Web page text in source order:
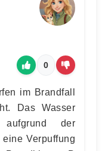
0
im Brandfall
Das Wasser
der
Verpuffung